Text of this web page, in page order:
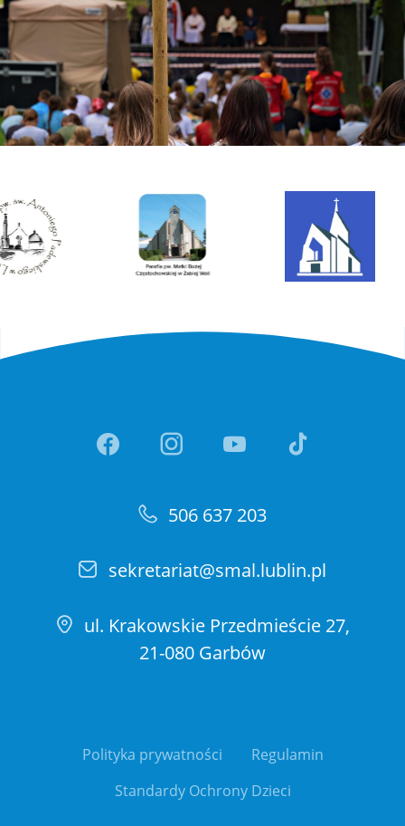
Link otwiera sie w nowej
Link otwiera sie w
Link otwiera
506 637 203
sekretariat@smal.lublin.pl
ul. Krakowskie Przedmieście 27,
21-080 Garbów
Polityka prywatności
Regulamin
Standardy Ochrony Dzieci